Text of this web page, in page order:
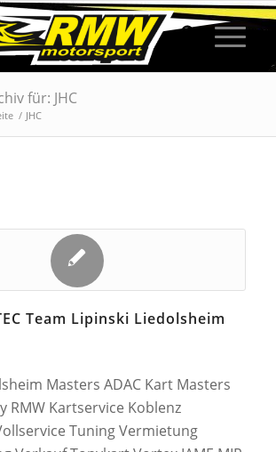
für: JHC
/ JHC
Team Lipinski Liedolsheim
Masters ADAC Kart Masters
RMW Kartservice Koblenz
Tuning Vermietung